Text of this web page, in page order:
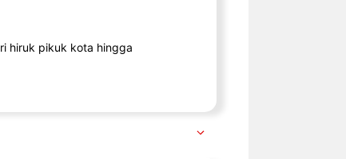
hiruk pikuk kota hingga